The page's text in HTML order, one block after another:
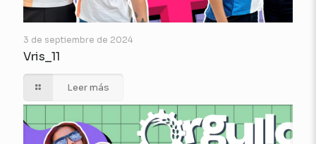
3 de septiembre de 2024
Vris_11
Leer más